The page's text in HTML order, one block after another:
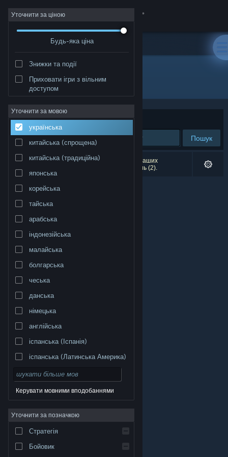
Увійти
Крамниця
Інформація
Підтримка
Змінити мову
Переглянути повну версію
© Valve Corporation. Усі права захищено. Усі
Юридична інформація
підписника Steam
cookie
Уточнити за ціною
Будь-яка ціна
Знижки та події
Приховати ігри з вільним
доступом
Уточнити за мовою
українська
китайська (спрощена)
китайська (традиційна)
японська
корейська
тайська
арабська
індонезійська
малайська
болгарська
чеська
данська
німецька
англійська
іспанська (Іспанія)
іспанська (Латинська Америка)
Керувати мовними вподобаннями
Уточнити за позначкою
Стратегія
Бойовик
Видавець: Charlie's Games
Упорядкувати за доречністю
Пошук
Результатів вашого пошуку: 0. Відповідно до ваших
уподобань було виключено кілька найменувань (2).